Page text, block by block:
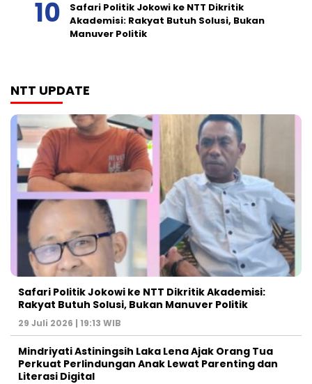
Safari Politik Jokowi ke NTT Dikritik
Akademisi: Rakyat Butuh Solusi, Bukan
Manuver Politik
NTT UPDATE
Safari Politik Jokowi ke NTT Dikritik Akademisi:
Rakyat Butuh Solusi, Bukan Manuver Politik
29 Juli 2026 | 19:13 WIB
Mindriyati Astiningsih Laka Lena Ajak Orang Tua
Perkuat Perlindungan Anak Lewat Parenting dan
Literasi Digital